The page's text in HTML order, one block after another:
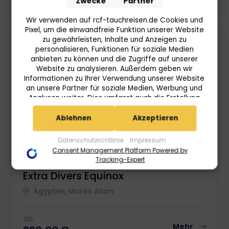
Extra Divers Equinox
Ägypten, Marsa Alam
ab
Mehr
Wir verwenden auf rcf-tauchreisen.de Cookies und
Pixel, um die einwandfreie Funktion unserer Website
zu gewährleisten, Inhalte und Anzeigen zu
personalisieren, Funktionen für soziale Medien
anbieten zu können und die Zugriffe auf unserer
Website zu analysieren. Außerdem geben wir
Informationen zu Ihrer Verwendung unserer Website
an unsere Partner für soziale Medien, Werbung und
Analysen weiter. Dies umfasst auch die Erstellung
pseudonymer Nutzungsprofile. Unsere Partner
(Userlike Google Advertising Products) führen diese
zusammen, die Sie ihnen bereitgestellt haben (bspw.
anhand eines persönlichen Accounts) oder welche
sie im Rahmen Ihrer Nutzung der Dienste gesammelt
haben (bspw. Nutzungsdaten anderer Geräte). Ihre
Einwilligung zur Nutzung von Cookies und Pixeln
können Sie jederzeit widerrufen, indem Sie auf den
Datenschutz-Button links unten klicken und dort die
Zwecke der Datenverarbeitung durch unsere Partner:
Datenschutzrichtlinie Impressum
Ablehnen Akzeptieren
Consent Management Platform Powered by
Tracking-Expert